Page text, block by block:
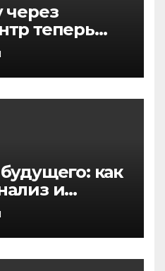
через
теперь
быстрее
как
и
правила